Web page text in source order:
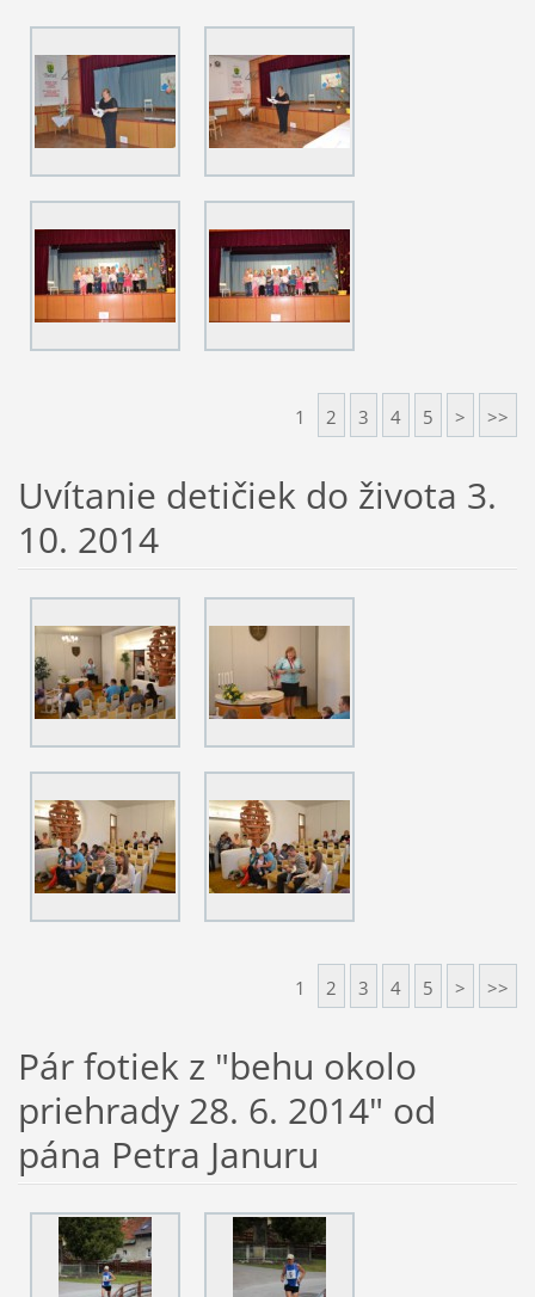
1 2 3 4 5 > >>
Uvítanie detičiek do života 3.
10. 2014
1 2 3 4 5 > >>
Pár fotiek z "behu okolo
priehrady 28. 6. 2014" od
pána Petra Januru